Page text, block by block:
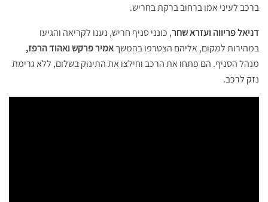
ברכב לעיני אמו ברחוב ברקת בחריש.
דניאל פריווה ועזרא שחר, כונני סניף חריש, נענו לקריאה והגיעו
במהירות למקום, אליהם הצטרפו בהמשךאמיר פרקש ואהוד הרפז,
מנהל הסניף. הם פתחו את הרכב וחילצו את התינוק בשלום, ללא גרימת
נזק לרכב.